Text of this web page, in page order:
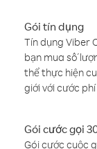
Gói tín dụng
Tín dụng Viber
bạn mua số
thể thực hiện
giới với cước
Gói cước gọi
Gói cước cuộc